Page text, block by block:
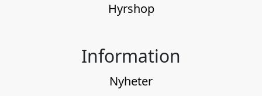
Hyrshop
Information
Nyheter